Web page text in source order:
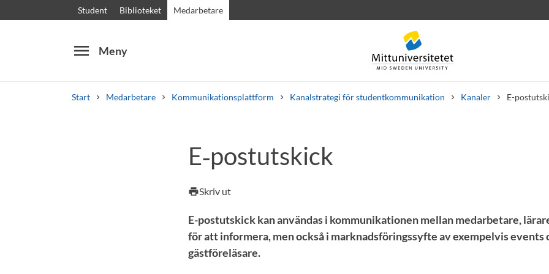
Student Biblioteket Medarbetare
menu Meny
Start Medarbetare Kommunikationsplattform Kanalstrategi för studentkommunikation Kanaler E-
Kursplaner VälkomstbrevPersonal
E‑postutskick
printSkriv ut
E-postutskick kan användas i kommunikationen mellan medarbetare,
för att informera, men också i marknadsföringssyfte av exempelvis events
gästföreläsare.